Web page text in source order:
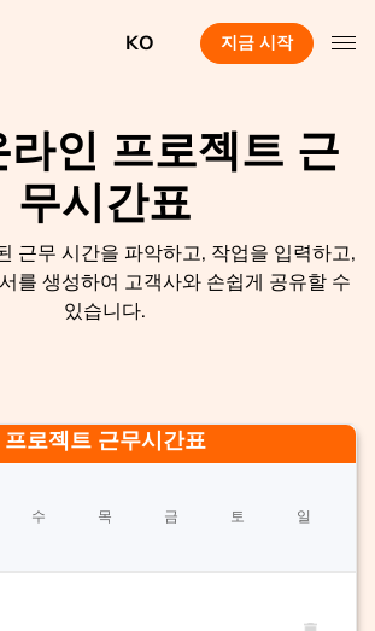
KO 지금 시작
인 프로젝트 근
무시간표
근무 시간을 파악하고, 작업을 입력하고,
를 생성하여 고객사와 손쉽게 공유할 수
있습니다.
프로젝트 근무시간표
수 목 금 토 일